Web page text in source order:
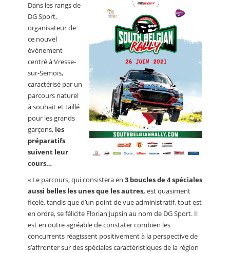
Dans les rangs de
DG Sport,
organisateur de
ce nouvel
événement
centré à Vresse-
sur-Semois,
caractérisé par un
parcours naturel
à souhait et taillé
pour les grands
garçons, les
préparatifs
suivent leur
cours…
« Le parcours, qui consistera en 3 boucles de 4 spéciales
aussi belles les unes que les autres, est quasiment
ficelé, tandis que d’un point de vue administratif, tout est
en ordre, se félicite Florian Jupsin au nom de DG Sport. Il
est en outre agréable de constater combien les
concurrents réagissent positivement à la perspective de
s’affronter sur des spéciales caractéristiques de la région